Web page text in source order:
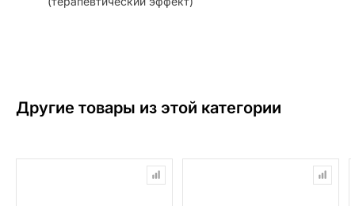
Другие товары из этой категории